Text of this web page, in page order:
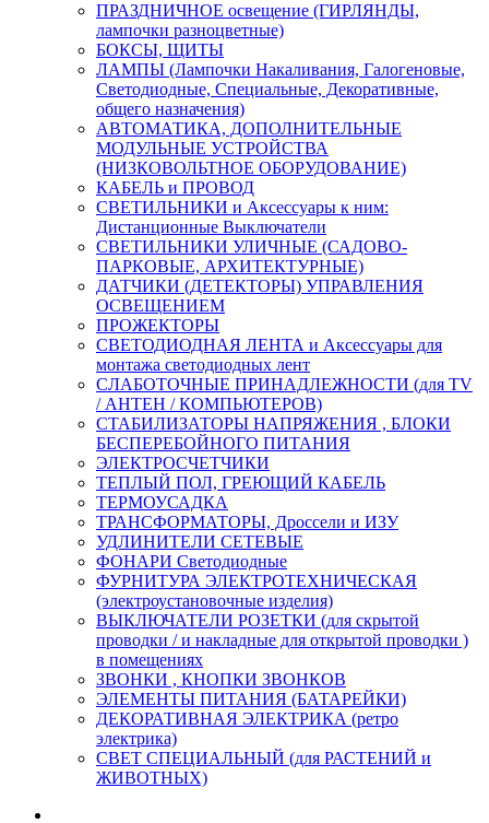
ПРАЗДНИЧНОЕ освещение (ГИРЛЯНДЫ,
лампочки разноцветные)
БОКСЫ, ЩИТЫ
ЛАМПЫ (Лампочки Накаливания, Галогеновые,
Светодиодные, Специальные, Декоративные,
общего назначения)
АВТОМАТИКА, ДОПОЛНИТЕЛЬНЫЕ
МОДУЛЬНЫЕ УСТРОЙСТВА
(НИЗКОВОЛЬТНОЕ ОБОРУДОВАНИЕ)
КАБЕЛЬ и ПРОВОД
СВЕТИЛЬНИКИ и Аксессуары к ним:
Дистанционные Выключатели
СВЕТИЛЬНИКИ УЛИЧНЫЕ (САДОВО-
ПАРКОВЫЕ, АРХИТЕКТУРНЫЕ)
ДАТЧИКИ (ДЕТЕКТОРЫ) УПРАВЛЕНИЯ
ОСВЕЩЕНИЕМ
ПРОЖЕКТОРЫ
СВЕТОДИОДНАЯ ЛЕНТА и Аксессуары для
монтажа светодиодных лент
СЛАБОТОЧНЫЕ ПРИНАДЛЕЖНОСТИ (для TV
/ АНТЕН / КОМПЬЮТЕРОВ)
СТАБИЛИЗАТОРЫ НАПРЯЖЕНИЯ , БЛОКИ
БЕСПЕРЕБОЙНОГО ПИТАНИЯ
ЭЛЕКТРОСЧЕТЧИКИ
ТЕПЛЫЙ ПОЛ, ГРЕЮЩИЙ КАБЕЛЬ
ТЕРМОУСАДКА
ТРАНСФОРМАТОРЫ, Дроссели и ИЗУ
УДЛИНИТЕЛИ СЕТЕВЫЕ
ФОНАРИ Светодиодные
ФУРНИТУРА ЭЛЕКТРОТЕХНИЧЕСКАЯ
(электроустановочные изделия)
ВЫКЛЮЧАТЕЛИ РОЗЕТКИ (для скрытой
проводки / и накладные для открытой проводки )
в помещениях
ЗВОНКИ , КНОПКИ ЗВОНКОВ
ЭЛЕМЕНТЫ ПИТАНИЯ (БАТАРЕЙКИ)
ДЕКОРАТИВНАЯ ЭЛЕКТРИКА (ретро
электрика)
СВЕТ СПЕЦИАЛЬНЫЙ (для РАСТЕНИЙ и
ЖИВОТНЫХ)